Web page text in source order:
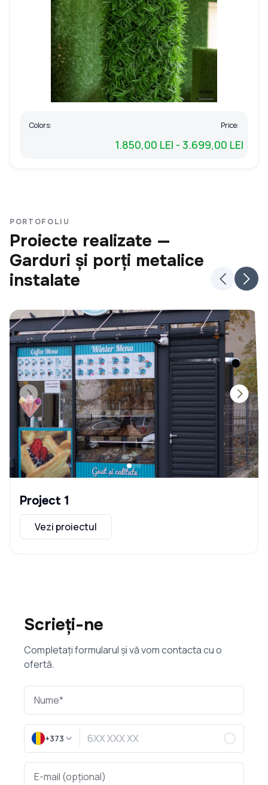
Colors: Price:
1.850,00 LEI - 3.699,00 LEI
PORTOFOLIU
Proiecte realizate —
Garduri și porți metalice
instalate
Project 1
Vezi proiectul
Scrieți-ne
Completați formularul și vă vom contacta cu o
ofertă.
+373